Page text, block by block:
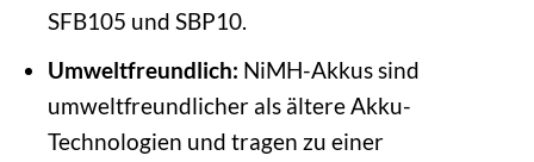
SFB105 und SBP10.
Umweltfreundlich: NiMH-Akkus sind
umweltfreundlicher als ältere Akku-
Technologien und tragen zu einer